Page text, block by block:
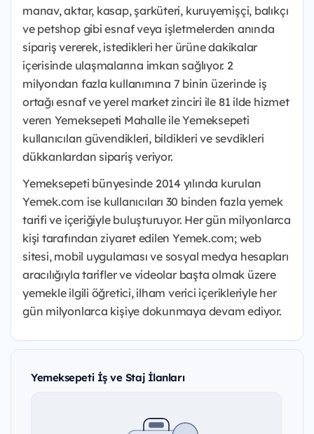
manav, aktar, kasap, şarküteri, kuruyemişçi, balıkçı
ve petshop gibi esnaf veya işletmelerden anında
sipariş vererek, istedikleri her ürüne dakikalar
içerisinde ulaşmalarına imkan sağlıyor. 2
milyondan fazla kullanımına 7 binin üzerinde iş
ortağı esnaf ve yerel market zinciri ile 81 ilde hizmet
veren Yemeksepeti Mahalle ile Yemeksepeti
kullanıcıları güvendikleri, bildikleri ve sevdikleri
dükkanlardan sipariş veriyor.
Yemeksepeti bünyesinde 2014 yılında kurulan
Yemek.com ise kullanıcıları 30 binden fazla yemek
tarifi ve içeriğiyle buluşturuyor. Her gün milyonlarca
kişi tarafından ziyaret edilen Yemek.com; web
sitesi, mobil uygulaması ve sosyal medya hesapları
aracılığıyla tarifler ve videolar başta olmak üzere
yemekle ilgili öğretici, ilham verici içerikleriyle her
gün milyonlarca kişiye dokunmaya devam ediyor.
Yemeksepeti İş ve Staj İlanları